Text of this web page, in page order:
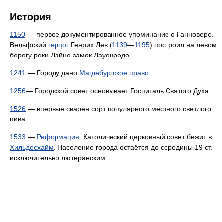
История
1150 — первое документированное упоминание о Ганновере.
Вельфский герцог Генрих Лев (1139—1195) построил на левом
берегу реки Лайне замок Лауенроде.
1241 — Городу дано Магдебургское право
1256— Городской совет основывает Госпиталь Святого Духа.
1526 — впервые сварен сорт популярного местного светлого
пива.
1533 — Реформация . Католический церковный совет бежит в
Хильдесхайм . Население города остаётся до середины 19 ст.
исключительно лютеранским.